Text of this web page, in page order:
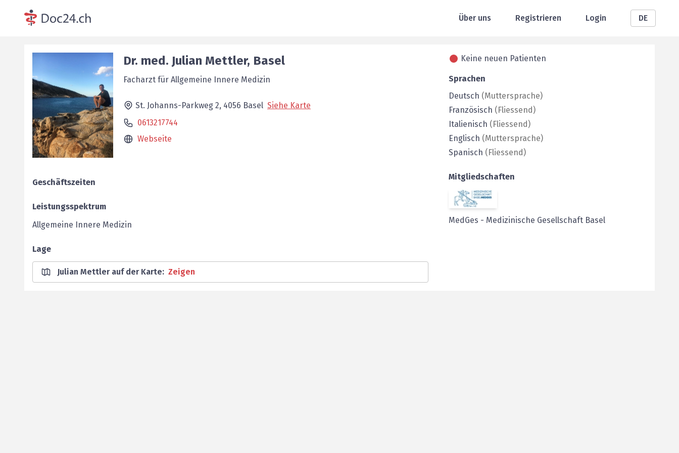
Über uns Registrieren Login DE
Dr. med. Julian Mettler, Basel
Facharzt für Allgemeine Innere Medizin
St. Johanns-Parkweg 2, 4056 Basel Siehe Karte
0613217744
Webseite
Geschäftszeiten
Leistungsspektrum
Allgemeine Innere Medizin
Lage
Julian Mettler auf der Karte: Zeigen
Keine neuen Patienten
Sprachen
Deutsch (Muttersprache)
Französisch (Fliessend)
Italienisch (Fliessend)
Englisch (Muttersprache)
Spanisch (Fliessend)
Mitgliedschaften
MedGes - Medizinische Gesellschaft Basel